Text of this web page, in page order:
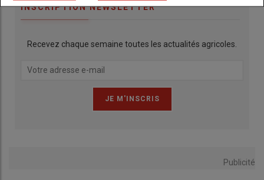
INSCRIPTION NEWSLETTER
Recevez chaque semaine toutes les actualités agricoles.
Publicité